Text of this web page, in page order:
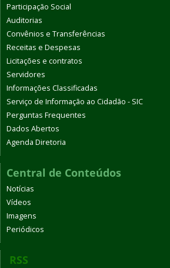
Participação Social
Auditorias
Convênios e Transferências
Receitas e Despesas
Licitações e contratos
Servidores
Informações Classificadas
Serviço de Informação ao Cidadão - SIC
Perguntas Frequentes
Dados Abertos
Agenda Diretoria
Central de Conteúdos
Notícias
Vídeos
Imagens
Periódicos
RSS